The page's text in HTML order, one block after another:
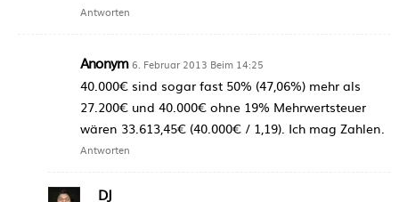
Antworten
Anonym 6. Februar 2013 Beim 14:25
40.000€ sind sogar fast 50% (47,06%) mehr als
27.200€ und 40.000€ ohne 19% Mehrwertsteuer
wären 33.613,45€ (40.000€ / 1,19). Ich mag Zahlen.
Antworten
DJ